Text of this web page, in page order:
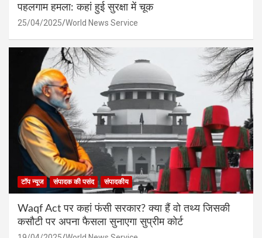
पहलगाम हमला: कहां हुई सुरक्षा में चूक
25/04/2025 World News Service
टॉप न्यूज संपादक की पसंद संपादकीय
Waqf Act पर कहां फंसी सरकार? क्या हैं वो तथ्य जिसकी
कसौटी पर अपना फैसला सुनाएगा सुप्रीम कोर्ट